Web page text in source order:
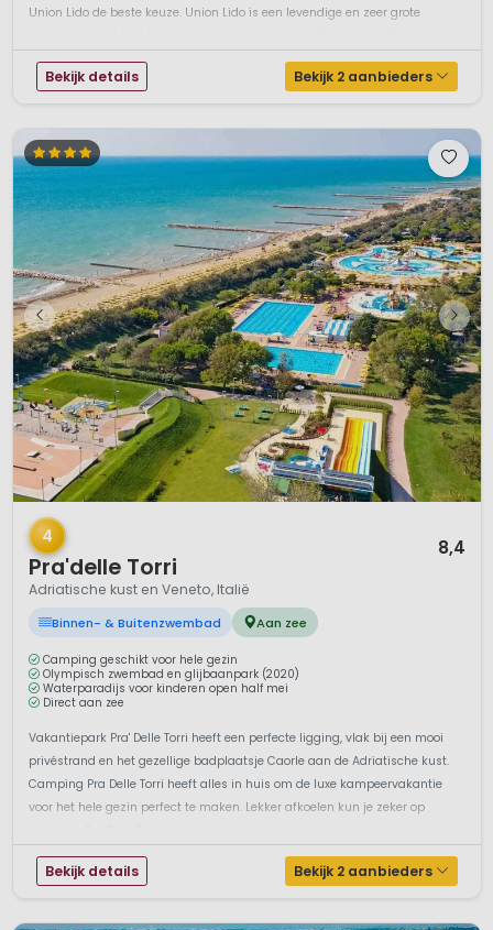
Union Lido de beste keuze. Union Lido is een levendige en zeer grote
Bekijk details Bekijk 2 aanbieders
1 / 12
4
Pra'delle Torri
8,4
Adriatische kust en Veneto, Italië
Binnen- & Buitenzwembad Aan zee
Camping geschikt voor hele gezin
Olympisch zwembad en glijbaanpark (2020)
Waterparadijs voor kinderen open half mei
Direct aan zee
Vakantiepark Pra' Delle Torri heeft een perfecte ligging, vlak bij een mooi
privéstrand en het gezellige badplaatsje Caorle aan de Adriatische kust.
Camping Pra Delle Torri heeft alles in huis om de luxe kampeervakantie
voor het hele gezin perfect te maken. Lekker afkoelen kun je zeker op
Bekijk details Bekijk 2 aanbieders